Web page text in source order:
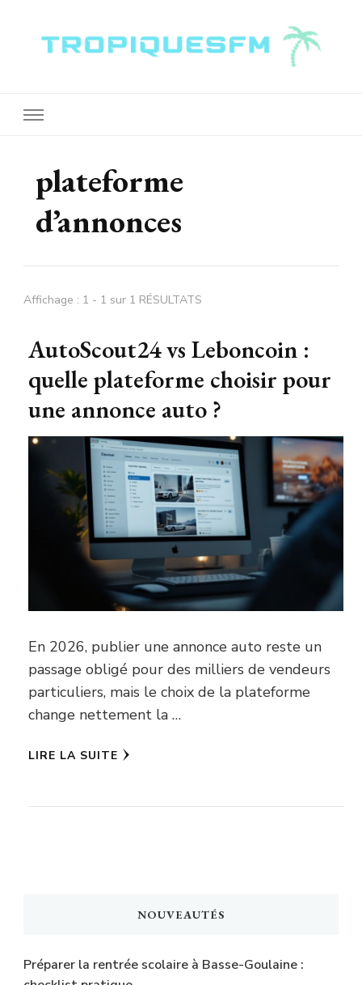
plateforme
d’annonces
Affichage : 1 - 1 sur 1 RÉSULTATS
AutoScout24 vs Leboncoin :
quelle plateforme choisir pour
une annonce auto ?
En 2026, publier une annonce auto reste un
passage obligé pour des milliers de vendeurs
particuliers, mais le choix de la plateforme
change nettement la …
LIRE LA SUITE
NOUVEAUTÉS
Préparer la rentrée scolaire à Basse-Goulaine :